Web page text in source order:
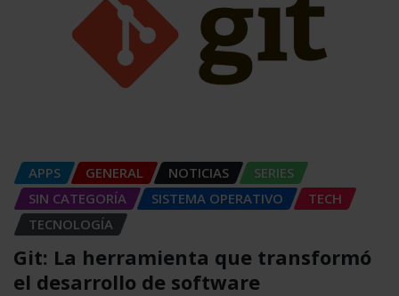
APPS GENERAL NOTICIAS
SERIES
SIN CATEGORÍA
SISTEMA OPERATIVO
TECH
TECNOLOGÍA
Git: La herramienta que transformó
el desarrollo de software